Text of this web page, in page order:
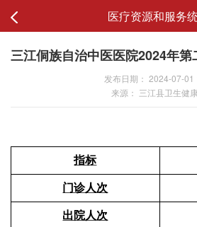
医疗资源和服务
三江侗族自治中医医院2024年
发布日期： 2024-07-01
来源： 三江县卫生健
指标
门诊人次
出院人次